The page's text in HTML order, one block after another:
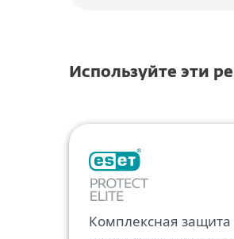
Используйте эти
Комплексная защита